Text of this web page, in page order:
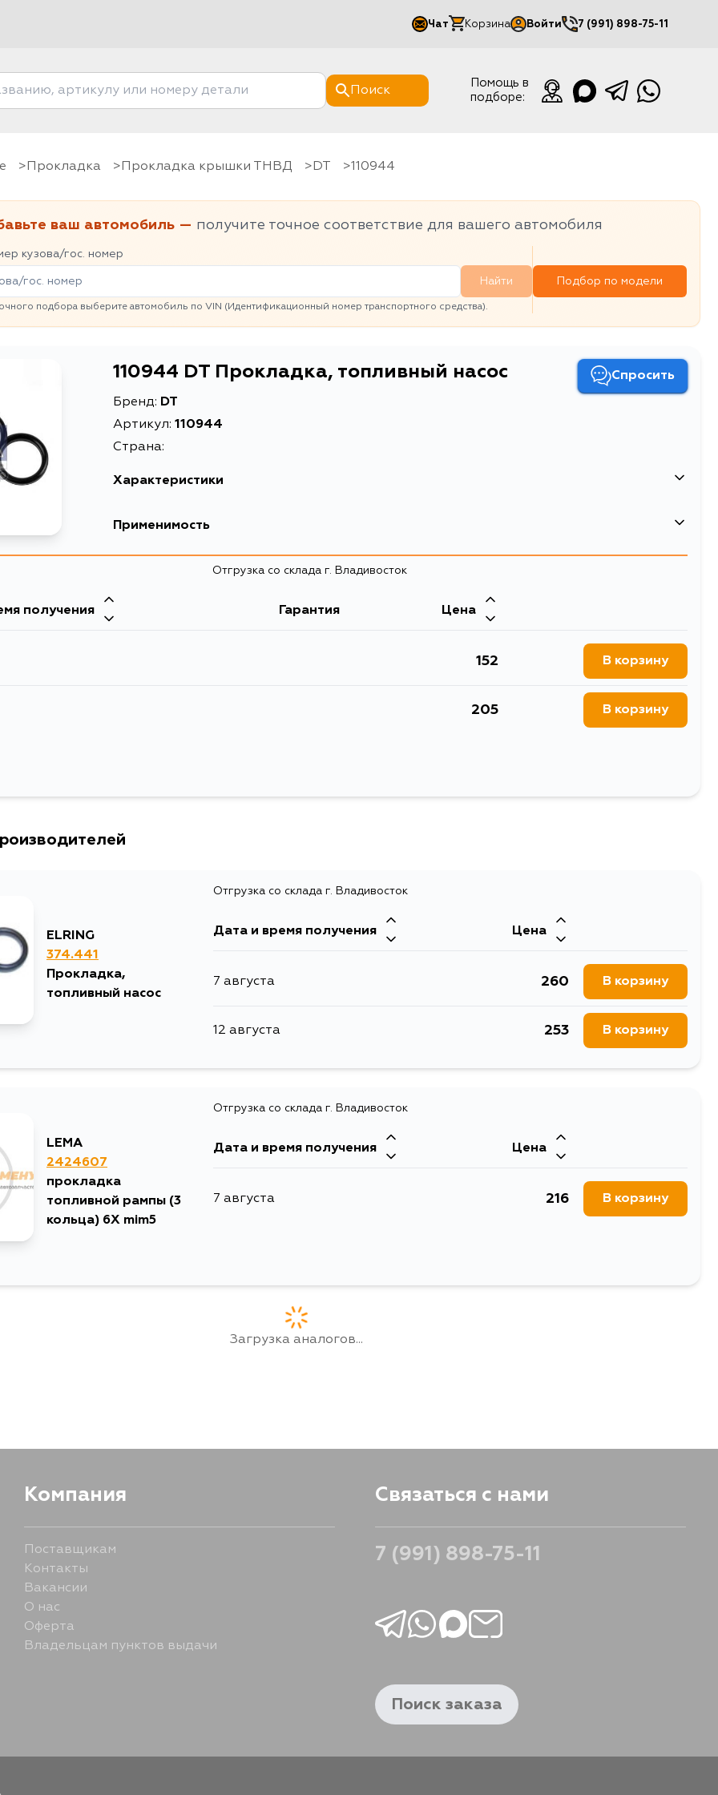
Чат Корзина Войти
Мой кабинет
7 (991) 898-75-11
Поиск
Помощь в
подборе:
Прокладка Прокладка крышки ТНВД 110944
ваш автомобиль — получите точное соответствие для вашего автомобиля
кузова/гос. номер
Найти
подбора выберите автомобиль по VIN (Идентификационный номер транспортного средства).
Подбор по модели
110944 DT Прокладка, топливный насос Спросить
Бренд: DT
Артикул:110944
Страна:
Характеристики
EAN-13
Прокладка, топливный насос
Применимость
Отгрузка со склада г. Владивосток
получения Гарантия Цена
152 В корзину
205 В корзину
ELRING
374.441
Прокладка,
топливный насос
Отгрузка со склада г. Владивосток
Дата и время получения Цена
7 августа 260 В корзину
12 августа 253 В корзину
LEMA
2424607
прокладка
топливной рампы (3
кольца) 6X mim5
Отгрузка со склада г. Владивосток
Дата и время получения Цена
7 августа 216 В корзину
Загрузка аналогов...
Компания
Поставщикам
Контакты
Вакансии
О нас
Оферта
Владельцам пунктов выдачи
Связаться с нами
7 (991) 898-75-11
Поиск заказа